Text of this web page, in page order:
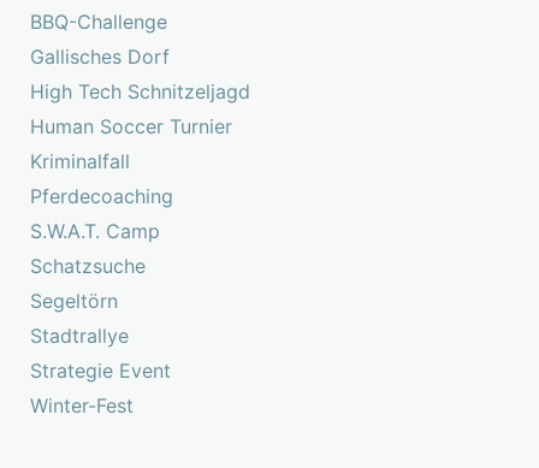
BBQ-Challenge
Gallisches Dorf
High Tech Schnitzeljagd
Human Soccer Turnier
Kriminalfall
Pferdecoaching
S.W.A.T. Camp
Schatzsuche
Segeltörn
Stadtrallye
Strategie Event
Winter-Fest